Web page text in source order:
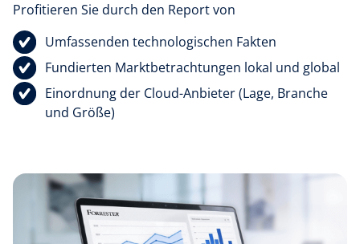
Profitieren Sie durch den Report von
Umfassenden technologischen Fakten
Fundierten Marktbetrachtungen lokal und global
Einordnung der Cloud-Anbieter (Lage, Branche
und Größe)